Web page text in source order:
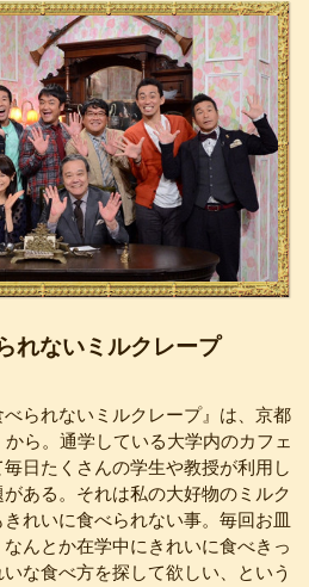
れないミルクレープ
られないミルクレープ』は、京都
ら。通学している大学内のカフェ
日たくさんの学生や教授が利用し
ある。それは私の大好物のミルク
れいに食べられない事。毎回お皿
んとか在学中にきれいに食べきっ
な食べ方を探して欲しい、という